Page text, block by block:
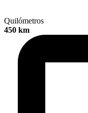
Quilómetros
450 km